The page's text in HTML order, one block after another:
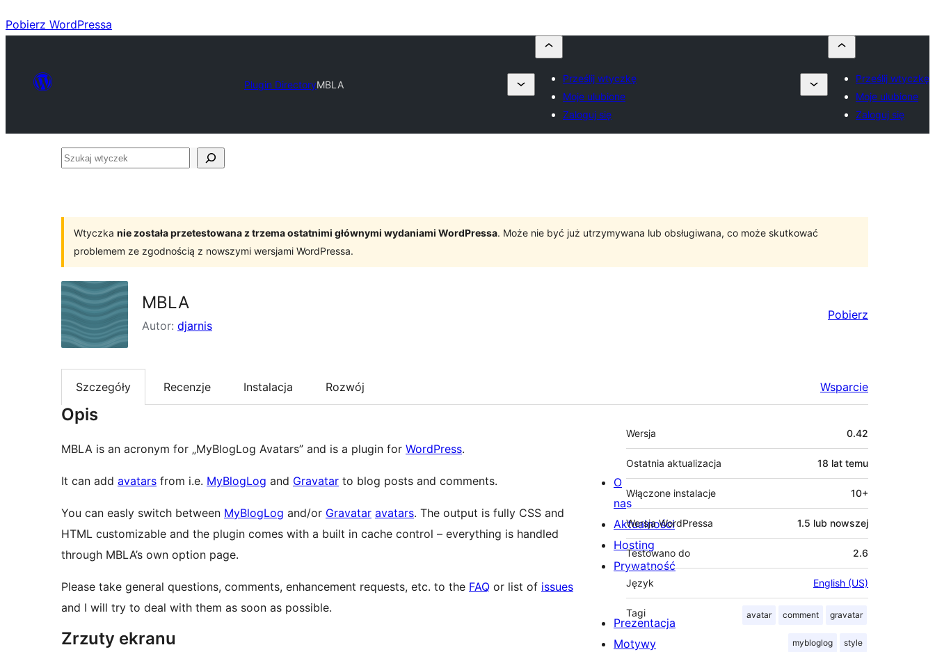
Pobierz WordPressa
Plugin DirectoryMBLA
Prześlij wtyczkę
Moje ulubione
Zaloguj się
Prześlij wtyczkę
Moje ulubione
Zaloguj się
Szukaj
Wtyczka nie została przetestowana z trzema ostatnimi głównymi wydaniami WordPressa. Może nie być już utrzymywana lub obsługiwana, co może skutkować
problemem ze zgodnością z nowszymi wersjami WordPressa.
MBLA
Autor: djarnis
Pobierz
Szczegóły Recenzje Instalacja Rozwój Wsparcie
Opis
MBLA is an acronym for „MyBlogLog Avatars” and is a plugin for WordPress.
It can add avatars from i.e. MyBlogLog and Gravatar to blog posts and comments.
You can easly switch between MyBlogLog and/or Gravatar avatars. The output is fully CSS and
HTML customizable and the plugin comes with a built in cache control – everything is handled
through MBLA’s own option page.
Please take general questions, comments, enhancement requests, etc. to the FAQ or list of issues
and I will try to deal with them as soon as possible.
Zrzuty ekranu
Meta
Wersja 0.42
Ostatnia aktualizacja 18 lat temu
Włączone instalacje 10+
Wersja WordPressa 1.5 lub nowszej
Testowano do 2.6
Język English (US)
Tagi avatar comment gravatar
mybloglog style
O
nas
Aktualności
Hosting
Prywatność
Prezentacja
Motywy